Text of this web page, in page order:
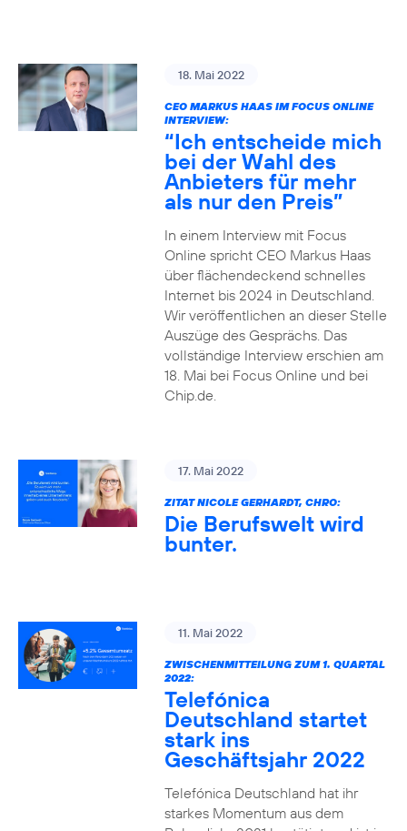
18. Mai 2022
CEO MARKUS HAAS IM FOCUS ONLINE
INTERVIEW:
“Ich entscheide mich
bei der Wahl des
Anbieters für mehr
als nur den Preis”
In einem Interview mit Focus
Online spricht CEO Markus Haas
über flächendeckend schnelles
Internet bis 2024 in Deutschland.
Wir veröffentlichen an dieser Stelle
Auszüge des Gesprächs. Das
vollständige Interview erschien am
18. Mai bei Focus Online und bei
Chip.de.
17. Mai 2022
ZITAT NICOLE GERHARDT, CHRO:
Die Berufswelt wird
bunter.
11. Mai 2022
ZWISCHENMITTEILUNG ZUM 1. QUARTAL
2022:
Telefónica
Deutschland startet
stark ins
Geschäftsjahr 2022
Telefónica Deutschland hat ihr
starkes Momentum aus dem